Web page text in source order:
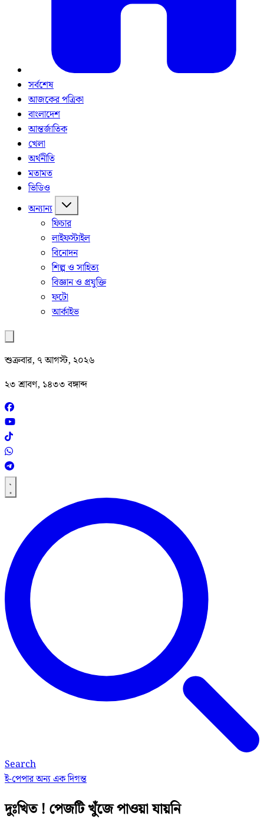
সর্বশেষ
আজকের পত্রিকা
বাংলাদেশ
আন্তর্জাতিক
খেলা
অর্থনীতি
মতামত
ভিডিও
অন্যান্য
ফিচার
লাইফস্টাইল
বিনোদন
শিল্প ও সাহিত্য
বিজ্ঞান ও প্রযুক্তি
ফটো
আর্কাইভ
শুক্রবার, ৭ আগস্ট, ২০২৬
২৩ শ্রাবণ, ১৪৩৩ বঙ্গাব্দ
Search
ই-পেপারঅন্য এক দিগন্ত
দুঃখিত ! পেজটি খুঁজে পাওয়া যায়নি